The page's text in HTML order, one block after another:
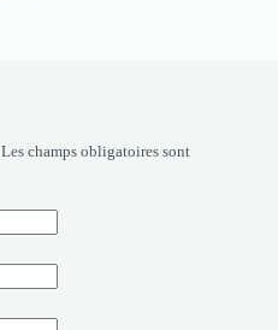
Les champs obligatoires sont